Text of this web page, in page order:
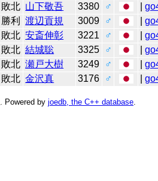
敗北 山下敬吾 3380 ♂ |
勝利 渡辺貢規 3009 ♂ |
敗北 安斎伸彰 3221 ♂ |
敗北 結城聡 3325 ♂ |
敗北 瀬戸大樹 3249 ♂ |
敗北 金沢真 3176 ♂ |
. Powered by joedb, the C++ database